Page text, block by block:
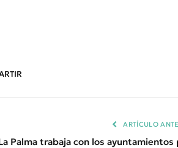
ARTÍCULO
Palma trabaja con los ayuntamientos